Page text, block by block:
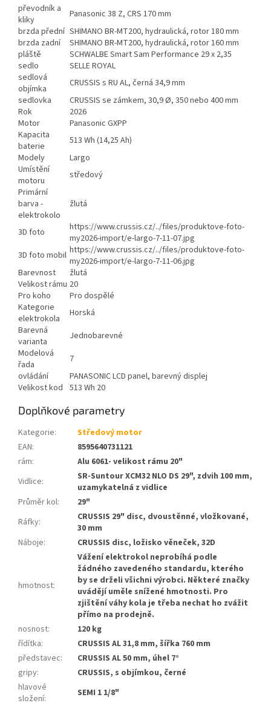
převodník a
kliky
Panasonic 38 Z, CRS 170 mm
brzda přední SHIMANO BR-MT200, hydraulická, rotor 180 mm
brzda zadní
SHIMANO BR-MT200, hydraulická, rotor 160 mm
pláště
SCHWALBE Smart Sam Performance 29 x 2,35
sedlo
SELLE ROYAL
sedlová
objímka
CRUSSIS s RU AL, černá 34,9 mm
sedlovka
CRUSSIS se zámkem, 30,9 Ø, 350 nebo 400 mm
Rok
2026
Motor
Panasonic GXPP
Kapacita
baterie
513 Wh (14,25 Ah)
Modely
Largo
Umístění
motoru
středový
Primární
barva -
elektrokolo
žlutá
3D foto
https://www.crussis.cz/../files/produktove-foto-
my2026-import/e-largo-7-11-07.jpg
3D foto mobil https://www.crussis.cz/../files/produktove-foto-
my2026-import/e-largo-7-11-06.jpg
Barevnost
žlutá
Velikost rámu 20
Pro koho
Pro dospělé
Kategorie
elektrokola
Horská
Barevná
varianta
Jednobarevné
Modelová
řada
7
ovládání
PANASONIC LCD panel, barevný displej
Velikost kod 513 Wh 20
Doplňkové parametry
Kategorie:
Středový motor
EAN:
8595640731121
rám:
Alu 6061- velikost rámu 20"
Vidlice:
SR-Suntour XCM32 NLO DS 29", zdvih 100 mm,
uzamykatelná z vidlice
Průměr kol:
29"
Ráfky:
CRUSSIS 29" disc, dvoustěnné, vložkované,
30 mm
Náboje: CRUSSIS disc, ložisko věneček, 32D
hmotnost:
Vážení elektrokol neprobíhá podle
žádného zavedeného standardu, kterého
by se drželi všichni výrobci. Některé značky
uvádějí uměle snížené hmotnosti. Pro
zjištění váhy kola je třeba nechat ho zvážit
přímo na prodejně.
nosnost:
120 kg
řídítka:
CRUSSIS AL 31,8 mm, šířka 760 mm
představec:
CRUSSIS AL 50 mm, úhel 7°
gripy:
CRUSSIS, s objímkou, černé
hlavové
složení:
SEMI 1 1/8"